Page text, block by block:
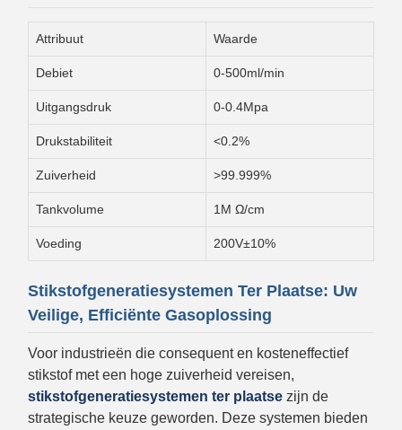
Attribuut Waarde
Debiet 0-500ml/min
Uitgangsdruk 0-0.4Mpa
Drukstabiliteit <0.2%
Zuiverheid >99.999%
Tankvolume 1M Ω/cm
Voeding 200V±10%
Stikstofgeneratiesystemen Ter Plaatse: Uw
Veilige, Efficiënte Gasoplossing
Voor industrieën die consequent en kosteneffectief
stikstof met een hoge zuiverheid vereisen,
stikstofgeneratiesystemen ter plaatse zijn de
strategische keuze geworden. Deze systemen bieden